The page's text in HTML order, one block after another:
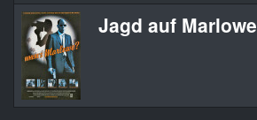
Jagd auf Marlowe